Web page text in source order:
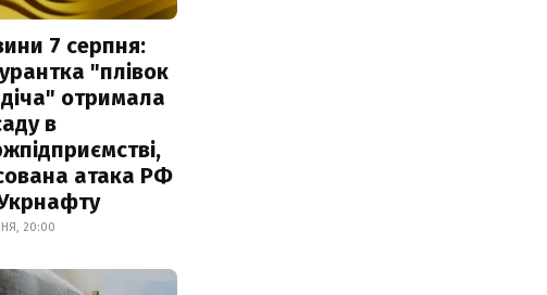
7 серпня:
"плівок
отримала
в
атака РФ
20:00